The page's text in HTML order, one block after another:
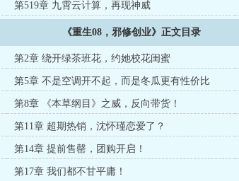
第519章 九霄云计算，再现神威
《重生08，邪修创业》正文目录
第2章 绕开绿茶班花，约她校花闺蜜
第5章 不是空调开不起，而是冬瓜更有性价比
第8章 《本草纲目》之威，反向带货！
第11章 超期热销，沈怀瑾恋爱了？
第14章 提前售罄，团购开启！
第17章 我们都不甘平庸！